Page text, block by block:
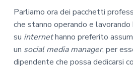
Parliamo ora dei pacchetti
che stanno operando e lavorando
su internethanno preferito
un social media manager, per
dipendente che possa dedicarsi